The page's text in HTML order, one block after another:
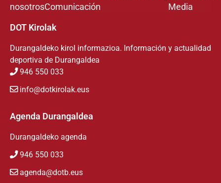
nosotrosComunicación
Media
DOT Kirolak
Durangaldeko kirol informazioa. Información y actualidad
deportiva de Durangaldea
946 550 033
info@dotkirolak.eus
Agenda Durangaldea
Durangaldeko agenda
946 550 033
agenda@dotb.eus